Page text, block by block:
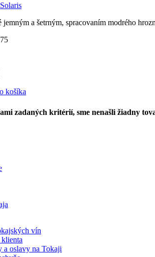
a šetrným, spracovaním modrého
košíka
zadaných kritérií, sme nenašli žiadny
vín
a oslavy na Tokaji